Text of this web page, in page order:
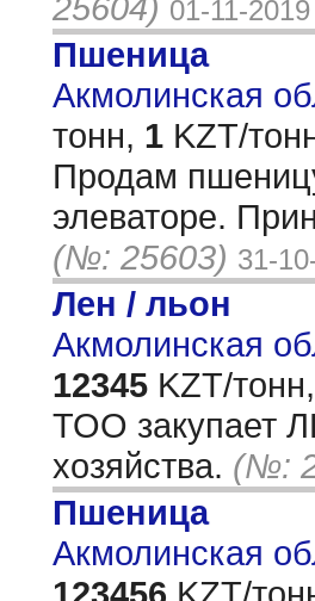
01-11-2019
Пшеница
Акмолинская
тонн, 1 KZT/
Продам
элеваторе.
(№: 25603) 31-
Лен / льон
Акмолинская
12345 KZT/тонн,
ТОО закупает
хозяйства. (№:
Пшеница
Акмолинская